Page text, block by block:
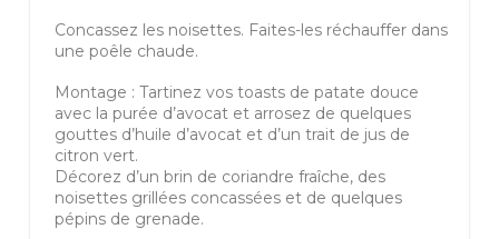
Concassez les noisettes. Faites-les réchauffer dans
une poêle chaude.
Montage : Tartinez vos toasts de patate douce
avec la purée d’avocat et arrosez de quelques
gouttes d’huile d’avocat et d’un trait de jus de
citron vert.
Décorez d’un brin de coriandre fraîche, des
noisettes grillées concassées et de quelques
pépins de grenade.